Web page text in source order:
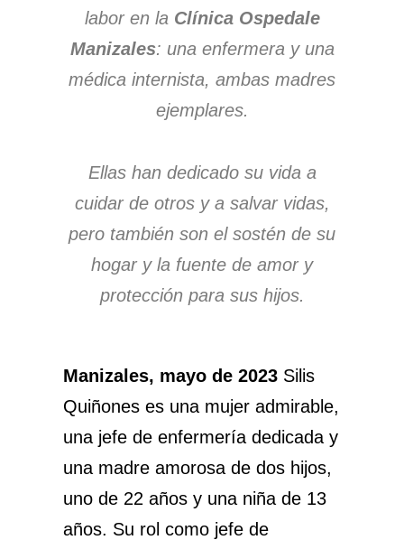
labor en la Clínica Ospedale
Manizales: una enfermera y una
médica internista, ambas madres
ejemplares.
Ellas han dedicado su vida a
cuidar de otros y a salvar vidas,
pero también son el sostén de su
hogar y la fuente de amor y
protección para sus hijos.
Manizales, mayo de 2023 Silis
Quiñones es una mujer admirable,
una jefe de enfermería dedicada y
una madre amorosa de dos hijos,
uno de 22 años y una niña de 13
años. Su rol como jefe de